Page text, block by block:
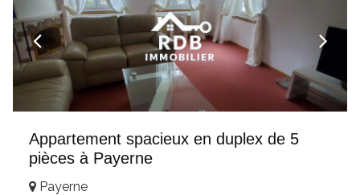
Appartement spacieux en duplex de 5
pièces à Payerne
Payerne